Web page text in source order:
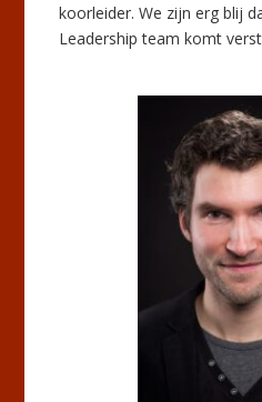
koorleider. We zijn erg blij
Leadership team komt